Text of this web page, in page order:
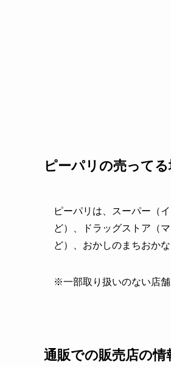
ピーパリの売ってる
ピーパリは、スーパー（
ど）、ドラッグストア（
ど）、おかしのまちおか
※一部取り扱いのない店舗
通販での販売店の情